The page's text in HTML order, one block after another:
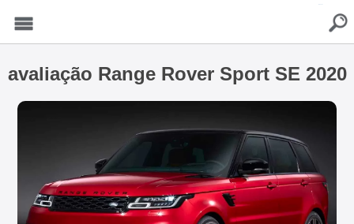
avaliação Range Rover Sport SE 2020